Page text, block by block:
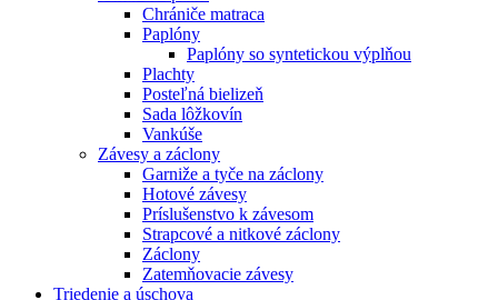
Chrániče matraca
Paplóny
Paplóny so syntetickou výplňou
Plachty
Posteľná bielizeň
Sada lôžkovín
Vankúše
Závesy a záclony
Garniže a tyče na záclony
Hotové závesy
Príslušenstvo k závesom
Strapcové a nitkové záclony
Záclony
Zatemňovacie závesy
Triedenie a úschova